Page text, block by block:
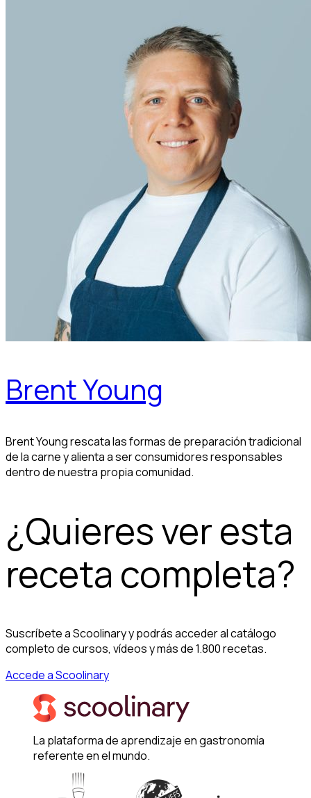
Brent Young
Brent Young rescata las formas de preparación tradicional
de la carne y alienta a ser consumidores responsables
dentro de nuestra propia comunidad.
¿Quieres ver esta
receta completa?
Suscríbete a Scoolinary y podrás acceder al catálogo
completo de cursos, vídeos y más de 1.800 recetas.
Accede a Scoolinary
La plataforma de aprendizaje en gastronomía
referente en el mundo.